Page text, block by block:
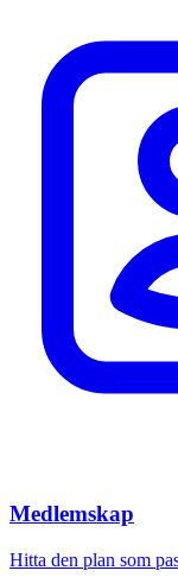
Medlemskap
Hitta den plan som